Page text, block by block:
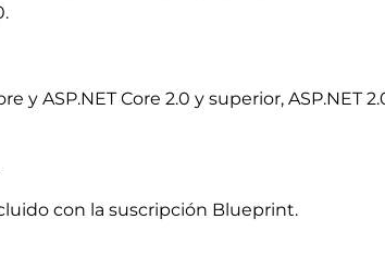
y ASP.NET Core 2.0 y superior, ASP.NET
con la suscripción Blueprint.